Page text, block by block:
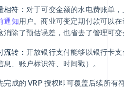
符： 对于可变金额的水电费账单
通知用户。商业可变定期付款可以
消除了预估误差，也省去了管理可
转： 开放银行支付能够以银行卡
、账户标识符、时间戳）。
完成的 VRP 授权即可覆盖后续所有